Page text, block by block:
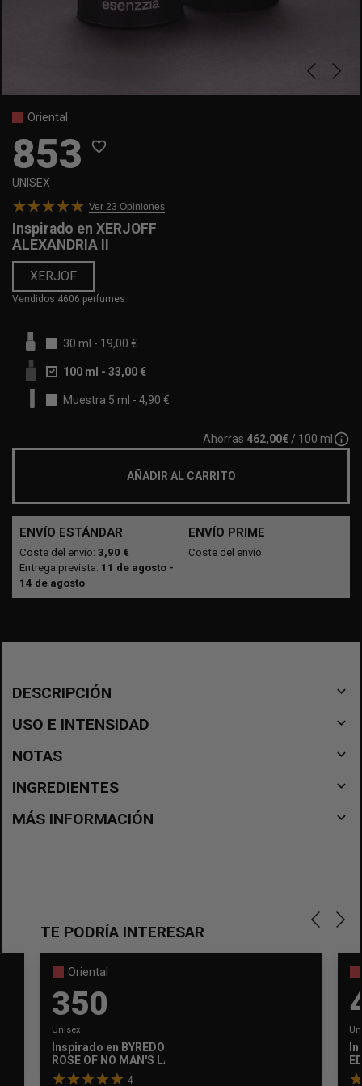
Oriental
853 favorite_border
UNISEX
Ver 23 Opiniones
Inspirado en XERJOFF
ALEXANDRIA II
XERJOF
Vendidos 4606 perfumes
30 ml - 19,00 €
100 ml - 33,00 €
Muestra 5 ml - 4,90 €
Ahorras 462,00€ / 100 ml info_outline
AÑADIR AL CARRITO
ENVÍO ESTÁNDAR
Coste del envío: 3,90 €
Entrega prevista: 11 de agosto -
14 de agosto
ENVÍO PRIME
Coste del envío:
DESCRIPCIÓN navigate_before
USO E INTENSIDAD navigate_before
NOTAS navigate_before
INGREDIENTES navigate_before
MÁS INFORMACIÓN navigate_before
TE PODRÍA INTERESAR
Oriental
350
Unisex
Inspirado en BYREDO
ROSE OF NO MAN'S LAND
4